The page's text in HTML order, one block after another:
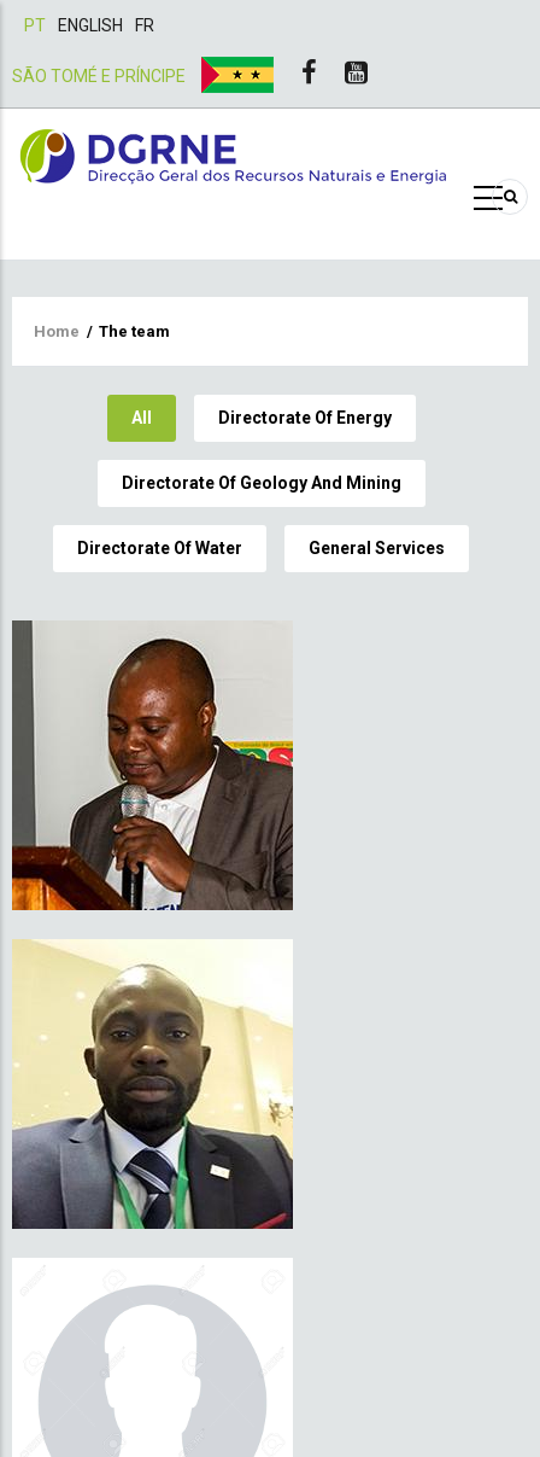
PT ENGLISH FR
SÃO TOMÉ E PRÍNCIPE
Breadcrumb
Home / The team
All Directorate Of Energy
Directorate Of Geology And Mining
Directorate Of Water General Services